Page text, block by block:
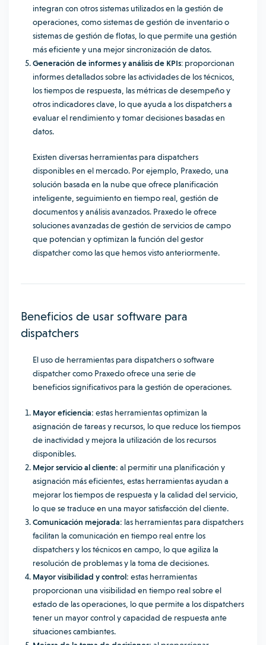
integran con otros sistemas utilizados en la gestión de
operaciones, como sistemas de gestión de inventario o
sistemas de gestión de flotas, lo que permite una gestión
más eficiente y una mejor sincronización de datos.
Generación de informes y análisis de KPIs: proporcionan
informes detallados sobre las actividades de los técnicos,
los tiempos de respuesta, las métricas de desempeño y
otros indicadores clave, lo que ayuda a los dispatchers a
evaluar el rendimiento y tomar decisiones basadas en
datos.
Existen diversas herramientas para dispatchers
disponibles en el mercado. Por ejemplo, Praxedo, una
solución basada en la nube que ofrece planificación
inteligente, seguimiento en tiempo real, gestión de
documentos y análisis avanzados. Praxedo le ofrece
soluciones avanzadas de gestión de servicios de campo
que potencian y optimizan la función del gestor
dispatcher como las que hemos visto anteriormente.
Beneficios de usar software para
dispatchers
El uso de herramientas para dispatchers o software
dispatcher como Praxedo ofrece una serie de
beneficios significativos para la gestión de operaciones.
Mayor eficiencia: estas herramientas optimizan la
asignación de tareas y recursos, lo que reduce los tiempos
de inactividad y mejora la utilización de los recursos
disponibles.
Mejor servicio al cliente: al permitir una planificación y
asignación más eficientes, estas herramientas ayudan a
mejorar los tiempos de respuesta y la calidad del servicio,
lo que se traduce en una mayor satisfacción del cliente.
Comunicación mejorada: las herramientas para dispatchers
facilitan la comunicación en tiempo real entre los
dispatchers y los técnicos en campo, lo que agiliza la
resolución de problemas y la toma de decisiones.
Mayor visibilidad y control: estas herramientas
proporcionan una visibilidad en tiempo real sobre el
estado de las operaciones, lo que permite a los dispatchers
tener un mayor control y capacidad de respuesta ante
situaciones cambiantes.